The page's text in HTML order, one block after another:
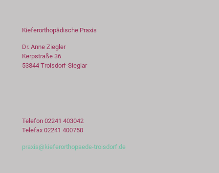
Kieferorthopädische Praxis
Dr. Anne Ziegler
Kerpstraße 36
53844 Troisdorf-Sieglar
Telefon 02241 403042
Telefax 02241 400750
praxis@kieferorthopaede-troisdorf.de